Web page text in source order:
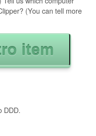
(You can tell more
DDD.